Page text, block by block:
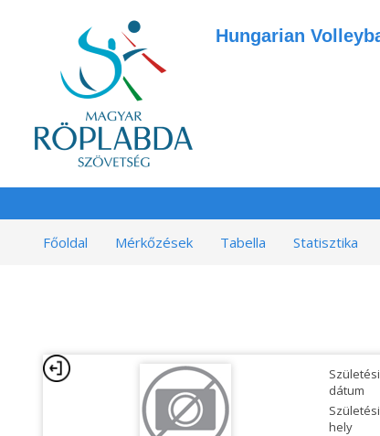
Hungarian
Főoldal Mérkőzések Tabella Statisztika
Születési
dátum
Születési
hely